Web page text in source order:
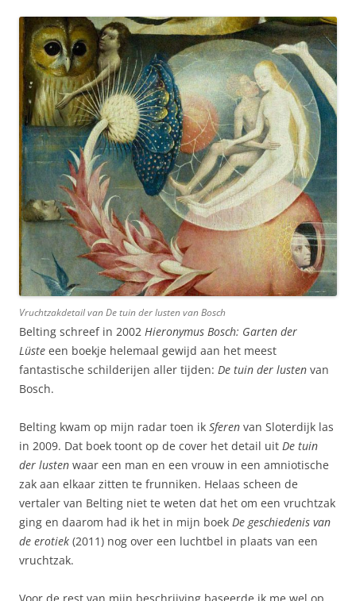
Vruchtzakdetail vanDe tuin der lustenvan Bosch
Belting schreef in 2002 Hieronymus Bosch: Garten der
Lüste een boekje helemaal gewijd aan het meest
fantastische schilderijen aller tijden: De tuin der lusten van
Bosch.
Belting kwam op mijn radar toen ik Sferen van Sloterdijk las
in 2009. Dat boek toont op de cover het detail uit De tuin
der lusten waar een man en een vrouw in een amniotische
zak aan elkaar zitten te frunniken. Helaas scheen de
vertaler van Belting niet te weten dat het om een vruchtzak
ging en daarom had ik het in mijn boek De geschiedenis van
de erotiek (2011) nog over een luchtbel in plaats van een
vruchtzak.